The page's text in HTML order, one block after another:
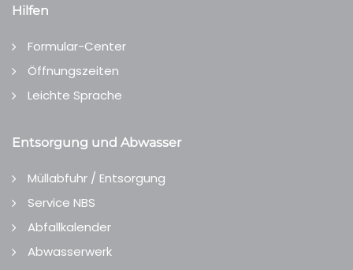
Hilfen
Formular-Center
Öffnungszeiten
Leichte Sprache
Entsorgung und Abwasser
Müllabfuhr / Entsorgung
Service NBS
Abfallkalender
Abwasserwerk